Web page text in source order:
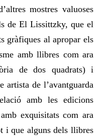
mostres valuoses
de El Lissittzky, que el
gràfiques al apropar els
amb llibres com ara
de dos quadrats) i
de l’avantguarda
amb les edicions
exquisitats com ara
i que alguns dels llibres